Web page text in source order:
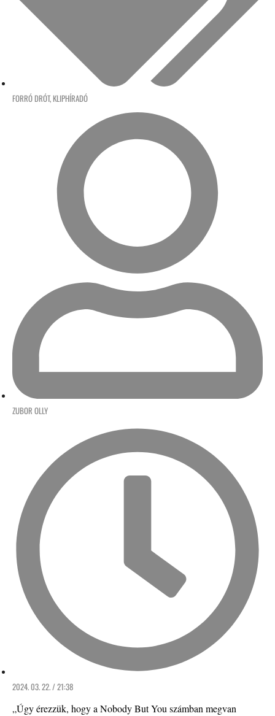
FORRÓ DRÓT, KLIPHÍRADÓ
ZUBOR OLLY
2024. 03. 22. / 21:38
„Úgy érezzük, hogy a Nobody But You számban megvan